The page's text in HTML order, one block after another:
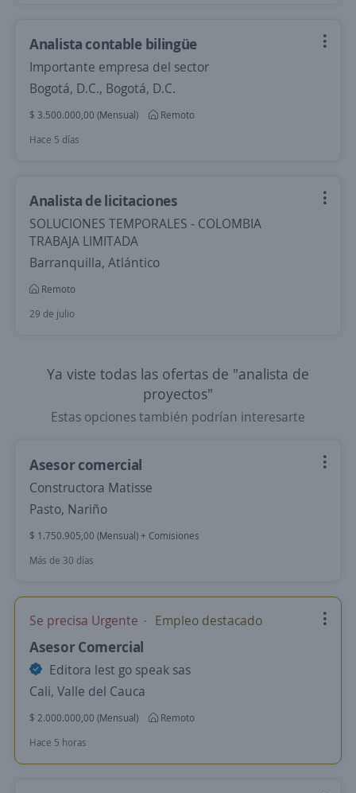
Analista contable bilingüe
Importante empresa del sector
Bogotá, D.C., Bogotá, D.C.
$ 3.500.000,00 (Mensual)
Remoto
Hace 5 días
Analista de licitaciones
SOLUCIONES TEMPORALES - COLOMBIA
TRABAJA LIMITADA
Barranquilla, Atlántico
Remoto
29 de julio
Ya viste todas las ofertas de "analista de
proyectos"
Estas opciones también podrían interesarte
Asesor comercial
Constructora Matisse
Pasto, Nariño
$ 1.750.905,00 (Mensual) + Comisiones
Más de 30 días
Se precisa Urgente Empleo destacado
Asesor Comercial
Editora lest go speak sas
Cali, Valle del Cauca
$ 2.000.000,00 (Mensual)
Remoto
Hace 5 horas